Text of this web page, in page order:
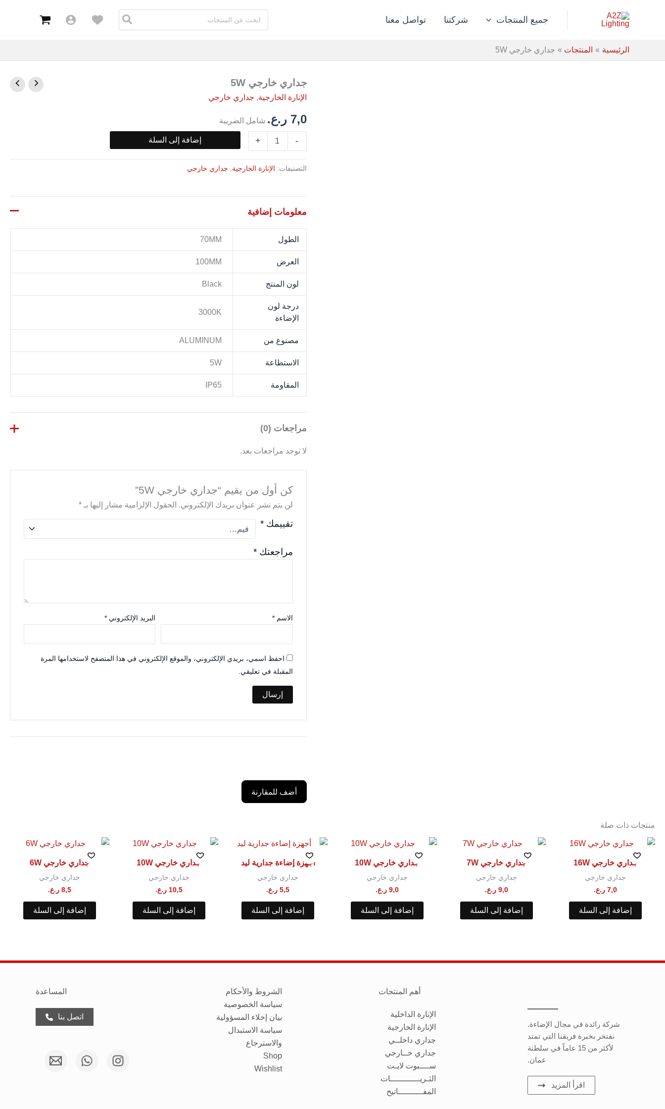
جميع المنتجات شركتنا تواصل معنا
عن:
الرئيسية المنتجات جداري خارجي 5W
جداري خارجي 5W
الإنارة الخارجية, جداري خارجي
7,0 ر.ع. شامل الضريبة
-
كمية
جداري
خارجي
+ إضافة إلى السلة
التصنيفات: الإنارة الخارجية جداري خارجي
معلومات إضافية
الطول 70MM
العرض 100MM
لون المنتج Black
درجة لون
الإضاءة
3000K
مصنوع من ALUMINUM
الاستطاعة 5W
المقاومة IP65
مراجعات (0)
لا توجد مراجعات بعد.
كن أول من يقيم “جداري خارجي 5W”
لن يتم نشر عنوان بريدك الإلكتروني. الحقول الإلزامية مشار إليها بـ *
تقييمك *
مراجعتك *
الاسم * البريد الإلكتروني *
احفظ اسمي، بريدي الإلكتروني، والموقع الإلكتروني في هذا المتصفح لاستخدامها المرة
المقبلة في تعليقي.
أضف للمقارنة
منتجات ذات صلة
جداري خارجي 16W
جداري خارجي
7,0 ر.ع.
إضافة إلى السلة
جداري خارجي 7W
جداري خارجي
9,0 ر.ع.
إضافة إلى السلة
جداري خارجي 10W
جداري خارجي
9,0 ر.ع.
إضافة إلى السلة
أجهزة إضاءة جدارية ليد
جداري خارجي
5,5 ر.ع.
إضافة إلى السلة
جداري خارجي 10W
جداري خارجي
10,5 ر.ع.
إضافة إلى السلة
جداري خارجي 6W
جداري خارجي
8,5 ر.ع.
إضافة إلى السلة
شركة رائدة في مجال الإضاءة.
نفتخر بخبرة فريقنا التي تمتد
لأكثر من 15 عاماً في سلطنة
عمان.
اقرأ المزيد
أهم المنتجات
الإنارة الداخلية
الإنارة الخارجية
جداري داخلــي
جداري خــارجي
ســــبوت لايـت
الثـريــــــــــــات
المفــــــــــاتيح
الشروط والأحكام
سياسة الخصوصية
بيان إخلاء المسؤولية
سياسة الاستبدال
والاسترجاع
Shop
Wishlist
المساعدة
اتصل بنا